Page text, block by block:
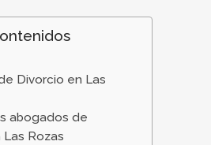
Divorcio en Las
abogados de
Rozas